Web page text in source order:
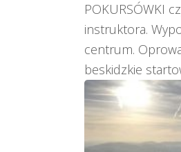
POKURSÓWKI
instruktora.
centrum.
beskidzkie